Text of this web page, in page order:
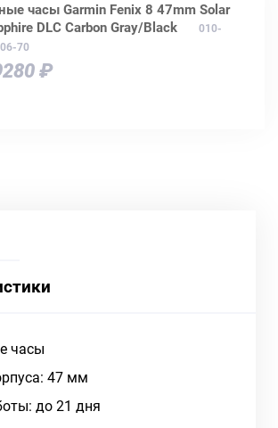
часы Garmin Fenix 8 47mm Solar
DLC Carbon Gray/Black
010-
70
₽
часы
47 мм
до 21 дня